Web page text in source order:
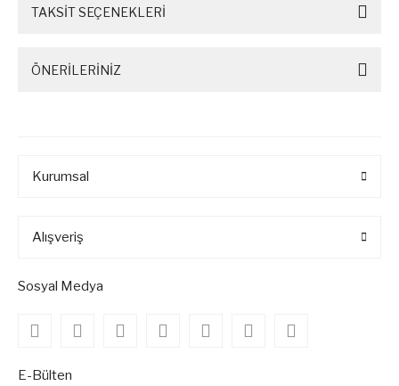
TAKSİT SEÇENEKLERİ
ÖNERİLERİNİZ
Kurumsal
Alışveriş
Sosyal Medya
E-Bülten